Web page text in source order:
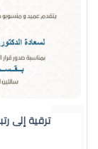
ترقية إلى